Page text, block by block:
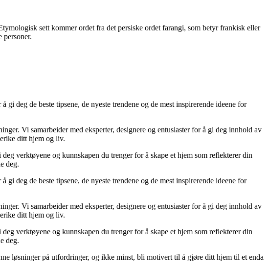
sett kommer ordet fra det persiske ordet farangi, som betyr frankisk eller
personer.
deg de beste tipsene, de nyeste trendene og de mest inspirerende ideene for
Vi samarbeider med eksperter, designere og entusiaster for å gi deg innhold av
ditt hjem og liv.
verktøyene og kunnskapen du trenger for å skape et hjem som reflekterer din
deg.
deg de beste tipsene, de nyeste trendene og de mest inspirerende ideene for
Vi samarbeider med eksperter, designere og entusiaster for å gi deg innhold av
ditt hjem og liv.
verktøyene og kunnskapen du trenger for å skape et hjem som reflekterer din
deg.
løsninger på utfordringer, og ikke minst, bli motivert til å gjøre ditt hjem til et enda